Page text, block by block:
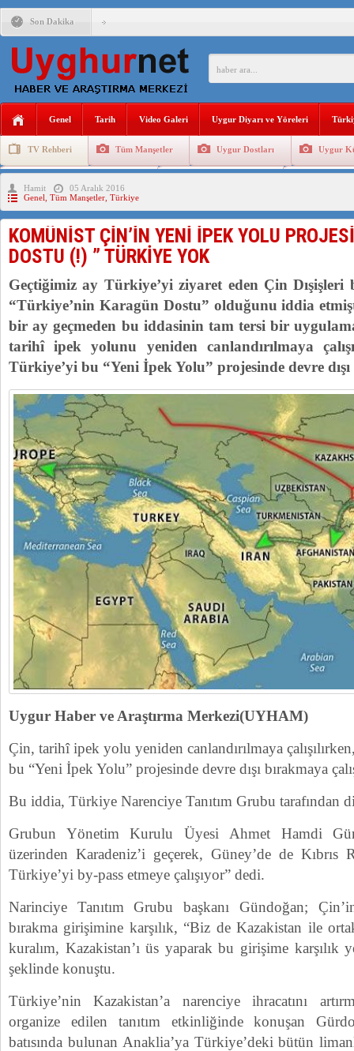
Son Dakika
ÇİN’İN “GÜVENLİK”SÖYLEMİ İLE DOĞU TÜRKİSTAN’DA
ANAHTAR PARTİ GENEL BAŞKANI AĞIRALİOĞLU :
DİYANET AKADEMİSİ BAŞKANI DOÇ.DR.KAAN : DOĞU
150 YILDIR KAYNAYAN YARAMIZ : ÇİN İŞGALİNDEKİ
ÇİN’İN UYGUR POLİTİKALARINI ÖVEN DİYANET
Genel Tarih Video Galeri Uygur Diyarı ve Yöreleri
TV Rehberi Tüm Manşetler Uygur Dostları Uygur
Uygurlarda Düğün ve Cenaze
Hamit
05 Aralık 2016
Genel Tüm Manşetler Türkiye
KOMÜNİST ÇİN’İN YENİ İPEK YOLU
DOSTU (!) ” TÜRKİYE YOK
Geçtiğimiz ay Türkiye’yi ziyaret eden Çin Dışişleri
“Türkiye’nin Karagün Dostu” olduğunu iddia
bir ay geçmeden bu iddasinin tam tersi bir
tarihî ipek yolunu yeniden canlandırılmaya
Türkiye’yi bu “Yeni İpek Yolu” projesinde devre
Uygur Haber ve Araştırma Merkezi(UYHAM)
Çin, tarihî ipek yolu yeniden canlandırılmaya
bu “Yeni İpek Yolu” projesinde devre dışı bırakmaya
Bu iddia, Türkiye Narenciye Tanıtım Grubu tarafından
Grubun Yönetim Kurulu Üyesi Ahmet Hamdi
üzerinden Karadeniz’i geçerek, Güney’de de
Türkiye’yi by-pass etmeye çalışıyor” dedi.
Narinciye Tanıtım Grubu başkanı Gündoğan;
bırakma girişimine karşılık, “Biz de Kazakistan ile
kuralım, Kazakistan’ı üs yaparak bu girişime karşılık
şeklinde konuştu.
Türkiye’nin Kazakistan’a narenciye ihracatını
organize edilen tanıtım etkinliğinde konuşan
batısında bulunan Anaklia’ya Türkiye’deki bütün